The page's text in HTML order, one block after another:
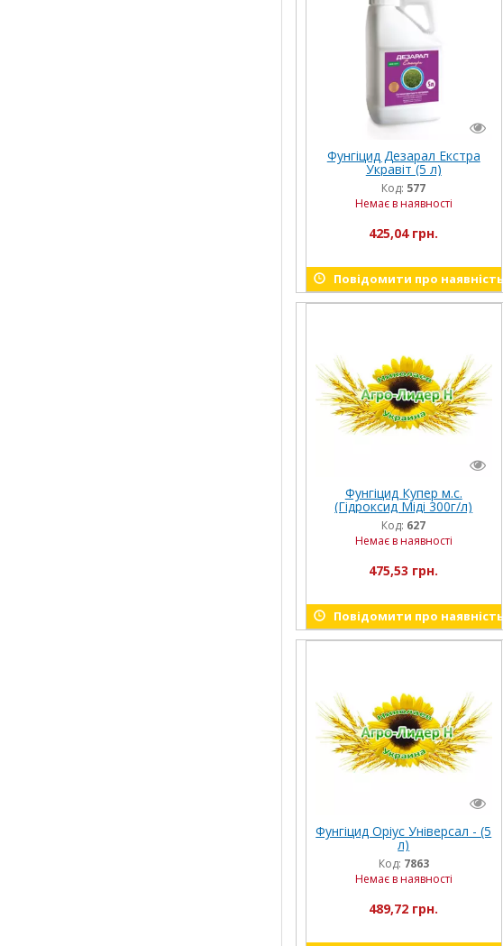
Фунгіцид Дезарал Екстра
Укравіт (5 л)
Код: 577
Немає в наявності
425,04 грн.
Повідомити про наявність
Фунгіцид Купер м.с.
(Гідроксид Міді 300г/л)
Нертус (5 л)
Код: 627
Немає в наявності
475,53 грн.
Повідомити про наявність
Фунгіцид Оріус Універсал - (5
л)
Код: 7863
Немає в наявності
489,72 грн.